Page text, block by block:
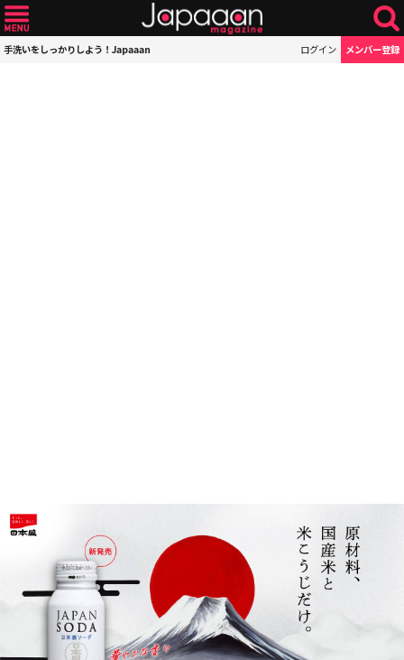
手洗いをしっかりしよう！Japaaan ログイン メンバー登録